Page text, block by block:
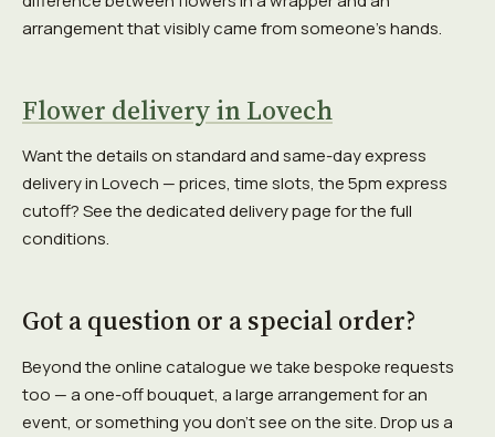
arrangement that visibly came from someone's hands.
Flower delivery in Lovech
Want the details on standard and same-day express
delivery in Lovech — prices, time slots, the 5pm express
cutoff? See the dedicated delivery page for the full
conditions.
Got a question or a special order?
Beyond the online catalogue we take bespoke requests
too — a one-off bouquet, a large arrangement for an
event, or something you don't see on the site. Drop us a